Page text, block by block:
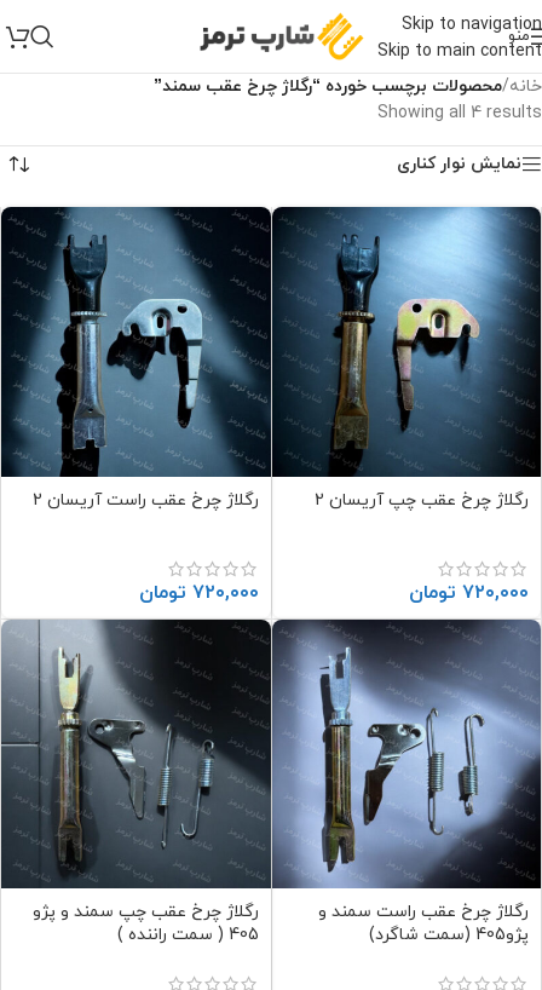
Skip to navigation
Skip to main content
منو
خانه/محصولات برچسب خورده “رگلاژ چرخ عقب سمند”
Showing all 4 results
نمایش نوار کناری
رگلاژ چرخ عقب چپ آریسان 2
۷۲۰,۰۰۰ تومان
رگلاژ چرخ عقب راست آریسان 2
۷۲۰,۰۰۰ تومان
رگلاژ چرخ عقب راست سمند و
پژو405 (سمت شاگرد)
رگلاژ چرخ عقب چپ سمند و پژو
405 ( سمت راننده )